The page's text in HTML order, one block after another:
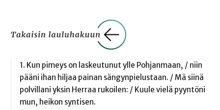
1. Kun pimeys on laskeutunut ylle Pohjanmaan, / niin
pääni ihan hiljaa painan sängynpielustaan. / Mä siinä
polvillani yksin Herraa rukoilen: / Kuule vielä pyyntöni
mun, heikon syntisen.